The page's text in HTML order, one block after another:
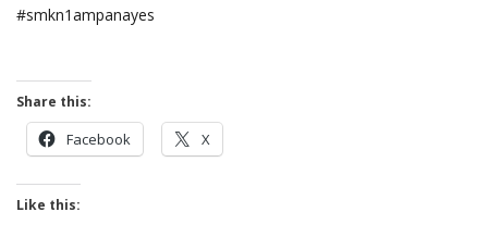
#smkn1ampanayes
Share this:
Facebook X
Like this: